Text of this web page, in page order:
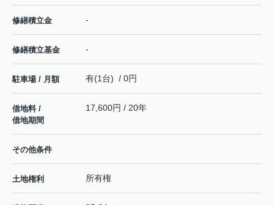
修繕積立金 -
修繕積立基金 -
駐車場 / 月額 有(1台) / 0円
借地料 /
借地期間
17,600円 / 20年
その他条件
土地権利 所有権